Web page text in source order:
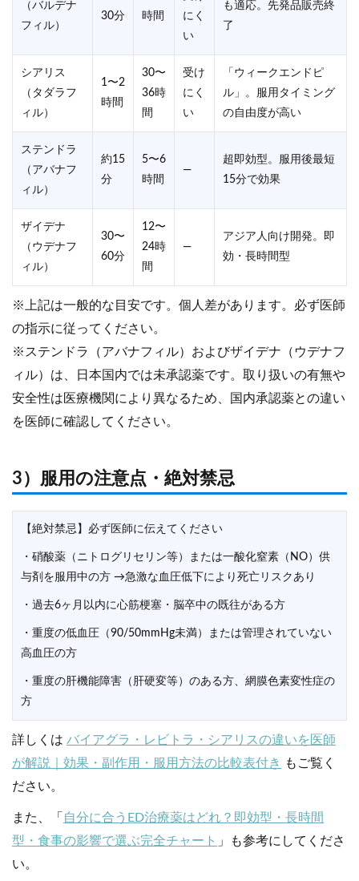
（バルデナ
フィル）
30分
時間
にく
い
も適応。先発品販売終
了
シアリス
（タダラフ
ィル）
1〜2
時間
30〜
36時
間
受け
にく
い
「ウィークエンドピ
ル」。服用タイミング
の自由度が高い
ステンドラ
（アバナフ
ィル）
約15
分
5〜6
時間
―
超即効型。服用後最短
15分で効果
ザイデナ
（ウデナフ
ィル）
30〜
60分
12〜
24時
間
―
アジア人向け開発。即
効・長時間型
※上記は一般的な目安です。個人差があります。必ず医師
の指示に従ってください。
※ステンドラ（アバナフィル）およびザイデナ（ウデナフ
ィル）は、日本国内では未承認薬です。取り扱いの有無や
安全性は医療機関により異なるため、国内承認薬との違い
を医師に確認してください。
3）服用の注意点・絶対禁忌
【絶対禁忌】必ず医師に伝えてください
・硝酸薬（ニトログリセリン等）または一酸化窒素（NO）供
与剤を服用中の方 →急激な血圧低下により死亡リスクあり
・過去6ヶ月以内に心筋梗塞・脳卒中の既往がある方
・重度の低血圧（90/50mmHg未満）または管理されていない
高血圧の方
・重度の肝機能障害（肝硬変等）のある方、網膜色素変性症の
方
詳しくは バイアグラ・レビトラ・シアリスの違いを医師
が解説｜効果・副作用・服用方法の比較表付き
もご覧く
ださい。
また、「 自分に合うED治療薬はどれ？即効型・長時間
型・食事の影響で選ぶ完全チャート 」も参考にしてくださ
い。